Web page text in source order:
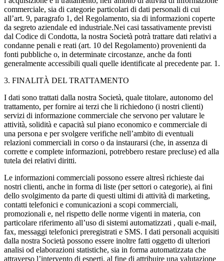
commerciale, sia di categorie particolari di dati personali di cui
all’art. 9, paragrafo 1, del Regolamento, sia di informazioni coperte
da segreto aziendale ed industriale.Nei casi tassativamente previsti
dal Codice di Condotta, la nostra Società potrà trattare dati relativi a
condanne penali e reati (art. 10 del Regolamento) provenienti da
fonti pubbliche o, in determinate circostanze, anche da fonti
generalmente accessibili quali quelle identificate al precedente par. 1.
3. FINALITÀ DEL TRATTAMENTO
I dati sono trattati dalla nostra Società, quale titolare, autonomo del
trattamento, per fornire ai terzi che li richiedono (i nostri clienti)
servizi di informazione commerciale che servono per valutare le
attività, solidità e capacità sul piano economico e commerciale di
una persona e per svolgere verifiche nell’ambito di eventuali
relazioni commerciali in corso o da instaurarsi (che, in assenza di
corrette e complete informazioni, potrebbero restare precluse) ed alla
tutela dei relativi diritti.
Le informazioni commerciali possono essere altresì richieste dai
nostri clienti, anche in forma di liste (per settori o categorie), ai fini
dello svolgimento da parte di questi ultimi di attività di marketing,
contatti telefonici e comunicazioni a scopi commerciali,
promozionali e, nel rispetto delle norme vigenti in materia, con
particolare riferimento all’uso di sistemi automatizzati , quali e-mail,
fax, messaggi telefonici preregistrati e SMS. I dati personali acquisiti
dalla nostra Società possono essere inoltre fatti oggetto di ulteriori
analisi od elaborazioni statistiche, sia in forma automatizzata che
attraverso l’intervento di esperti, al fine di attribuire una valutazione